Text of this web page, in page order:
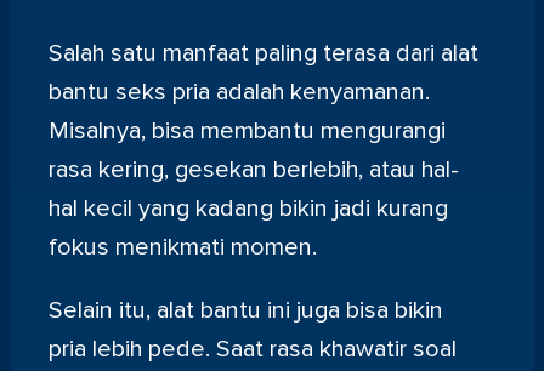
Salah satu manfaat paling terasa dari alat
bantu seks pria adalah kenyamanan.
Misalnya, bisa membantu mengurangi
rasa kering, gesekan berlebih, atau hal-
hal kecil yang kadang bikin jadi kurang
fokus menikmati momen.
Selain itu, alat bantu ini juga bisa bikin
pria lebih pede. Saat rasa khawatir soal